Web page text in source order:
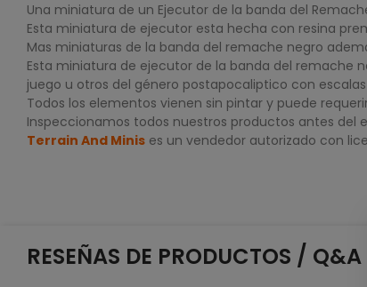
Una miniatura de un Ejecutor de la banda del
Esta miniatura de ejecutor esta hecha con resina
Mas miniaturas de la banda del remache negro
Esta miniatura de ejecutor de la banda del remache
juego u otros del género postapocaliptico con
Todos los elementos vienen sin pintar y puede
Inspeccionamos todos nuestros productos antes del
Terrain And Minis es un vendedor autorizado con
RESEÑAS DE PRODUCTOS / Q&A